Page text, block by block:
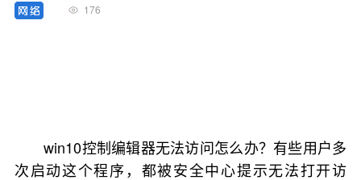
176
win10控制编辑器无法访问怎么办？有些用户多
次启动这个程序，都被安全中心提示无法打开访